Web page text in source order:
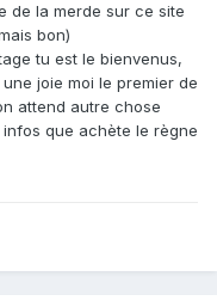
de la merde sur ce site
bon)
tu est le bienvenus,
joie moi le premier de
attend autre chose
que achète le règne